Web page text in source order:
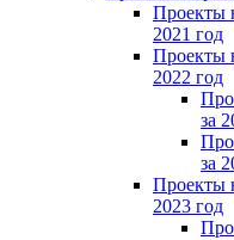
Проекты
2021 год
Проекты
2022 год
за
за
Проекты
2023 год